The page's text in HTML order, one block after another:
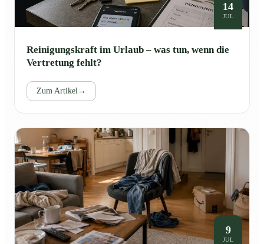
14
JUL
Reinigungskraft im Urlaub – was tun, wenn die
Vertretung fehlt?
Zum Artikel →
9
JUL